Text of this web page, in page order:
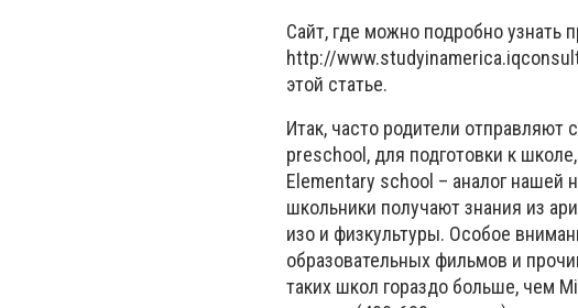
Сайт, где можно подробно узнать
http://
этой статье.
Итак, часто родители отправляют
preschool, для подготовки к
Еlementary school – аналог нашей
школьники получают знания из
изо и физкультуры. Особое
образовательных фильмов и
таких школ гораздо больше, чем